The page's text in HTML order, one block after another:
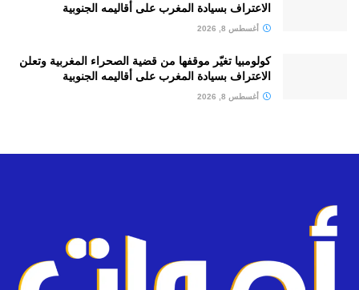
الاعتراف بسيادة المغرب على أقاليمه الجنوبية
أغسطس 8, 2026
كولومبيا تغيّر موقفها من قضية الصحراء المغربية وتعلن
الاعتراف بسيادة المغرب على أقاليمه الجنوبية
أغسطس 8, 2026